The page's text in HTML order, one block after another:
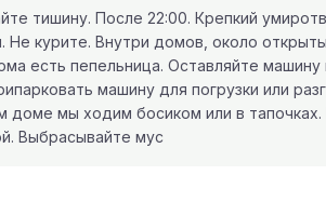
тишину. После 22:00. Крепкий
Не курите. Внутри домов, около
есть пепельница. Оставляйте
машину для погрузки или
доме мы ходим босиком или в
Выбрасывайте мус